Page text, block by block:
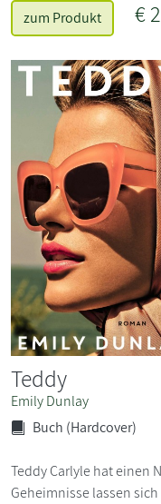
zum Produkt €
Teddy
Emily Dunlay
Buch (Hardcover)
Teddy Carlyle hat einen
Geheimnisse lassen